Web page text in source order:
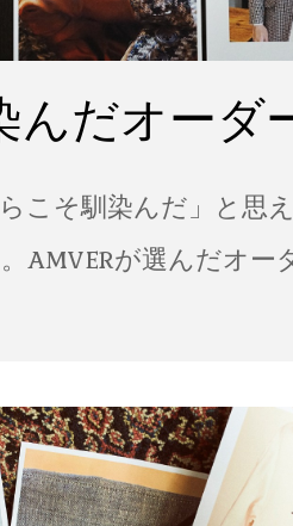
んだオーダ
こそ馴染んだ」と思
AMVERが選んだオー